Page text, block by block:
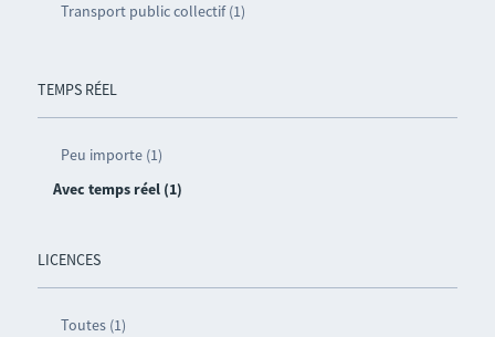
Transport public collectif (1)
TEMPS RÉEL
Peu importe (1)
Avec temps réel (1)
LICENCES
Toutes (1)